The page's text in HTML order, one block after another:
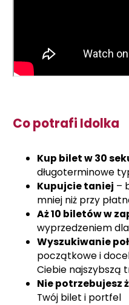
Co potrafi Idolka
Kup bilet w 30
długoterminowe
Kupujcie taniej –
mniej niż przy
Aż 10 biletów w
wyprzedzeniem
Wyszukiwanie
początkowe i
Ciebie najszybszą
Nie potrzebujesz
Twój bilet i portfel